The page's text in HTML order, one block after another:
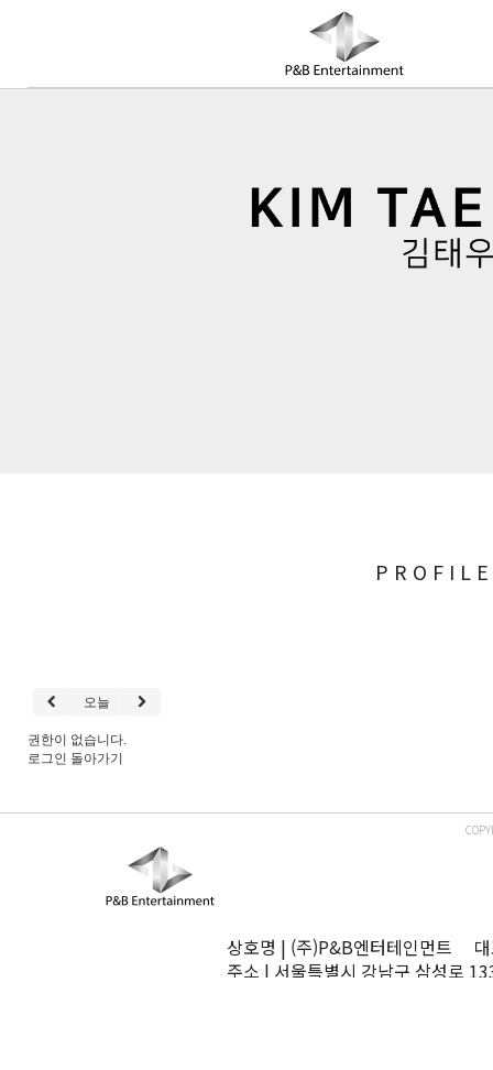
COMPANY
PROFILE
오늘
권한이 없습니다.
로그인 돌아가기
상호명 | (주)P&B엔터테인먼트
주소 | 서울특별시 강남구 삼성로